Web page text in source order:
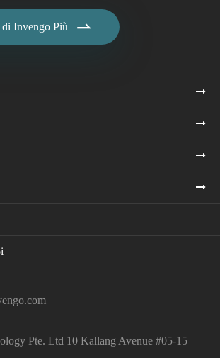
di Invengo Più 
Pte. Ltd 10 Kallang Avenue #05-15